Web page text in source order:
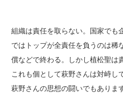
組織は責任を取らない。国家でも
ではトップが全責任を負うのは稀
償などで終わる。しかし植松聖は
これも個として萩野さんは対峙し
萩野さんの思想の闘いでもあります